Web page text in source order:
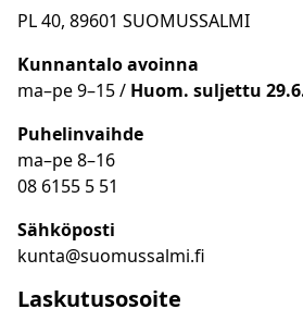
PL 40, 89601 SUOMUSSALMI
Kunnantalo avoinna
ma–pe 9–15 / Huom. suljettu
Puhelinvaihde
ma–pe 8–16
08 6155 5 51
Sähköposti
kunta@suomussalmi.fi
Laskutusosoite